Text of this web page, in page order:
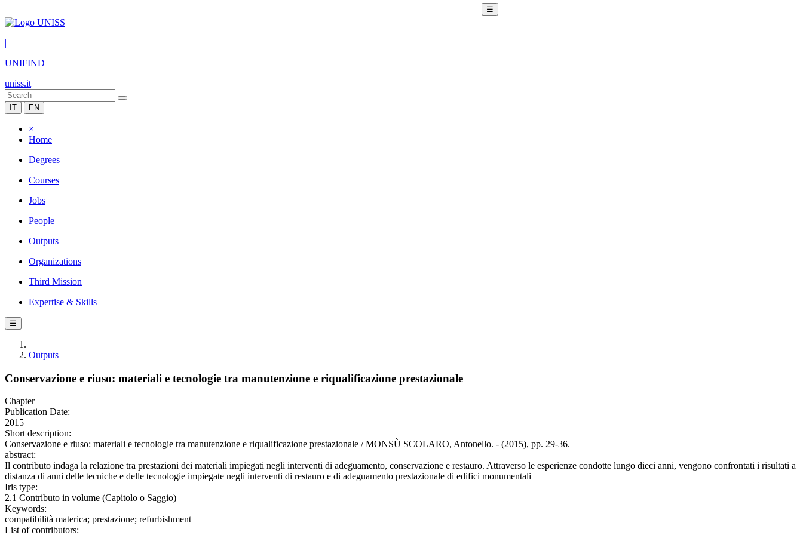
☰
|
UNIFIND
uniss.it
IT EN
×
Home
Degrees
Courses
Jobs
People
Outputs
Organizations
Third Mission
Expertise & Skills
☰
Outputs
Conservazione e riuso: materiali e tecnologie tra manutenzione e riqualificazione prestazionale
Chapter
Publication Date:
2015
Short description:
Conservazione e riuso: materiali e tecnologie tra manutenzione e riqualificazione prestazionale / MONSÙ SCOLARO, Antonello. - (2015), pp. 29-36.
abstract:
Il contributo indaga la relazione tra prestazioni dei materiali impiegati negli interventi di adeguamento, conservazione e restauro. Attraverso le esperienze condotte lungo dieci anni, vengono confrontati i risultati a
distanza di anni delle tecniche e delle tecnologie impiegate negli interventi di restauro e di adeguamento prestazionale di edifici monumentali
Iris type:
2.1 Contributo in volume (Capitolo o Saggio)
Keywords:
compatibilità materica; prestazione; refurbishment
List of contributors: